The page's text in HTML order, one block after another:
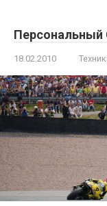
Персональный
18.02.2010